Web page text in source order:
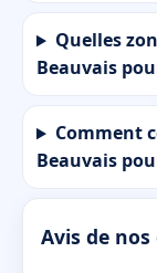
Quelles
Beauvais
Comment
Beauvais
Avis de